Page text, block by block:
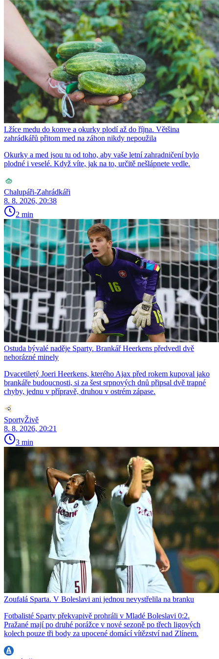
Lžíce medu do konve a okurky plodí až do října. Většina
zahrádkářů přitom med na záhon nikdy nepoužila
Okurky a med jsou tu od toho, aby vaše letní zahradničení bylo
plodné i veselé. Když víte, jak na to, určitě nešlápnete vedle.
Chalupáři-Zahrádkáři
8. 8. 2026, 20:38
2 min
Ostuda bývalé naděje Sparty. Brankář Heerkens předvedl dvě
nehorázné minely
Dvacetiletý Joeri Heerkens, kterého Ajax před rokem kupoval jako
brankáře budoucnosti, si za šest srpnových dnů připsal dvě trapné
chyby, jednu v přípravě, druhou v ostrém zápase.
SportyŽivě
8. 8. 2026, 20:21
3 min
Zoufalá Sparta. V Boleslavi ani jednou nevystřelila na branku
Fotbalisté Sparty překvapivě prohráli v Mladé Boleslavi 0:2.
Pražané mají po druhé porážce v nové sezoně po třech ligových
kolech pouze tři body za upocené domácí vítězství nad Zlínem.